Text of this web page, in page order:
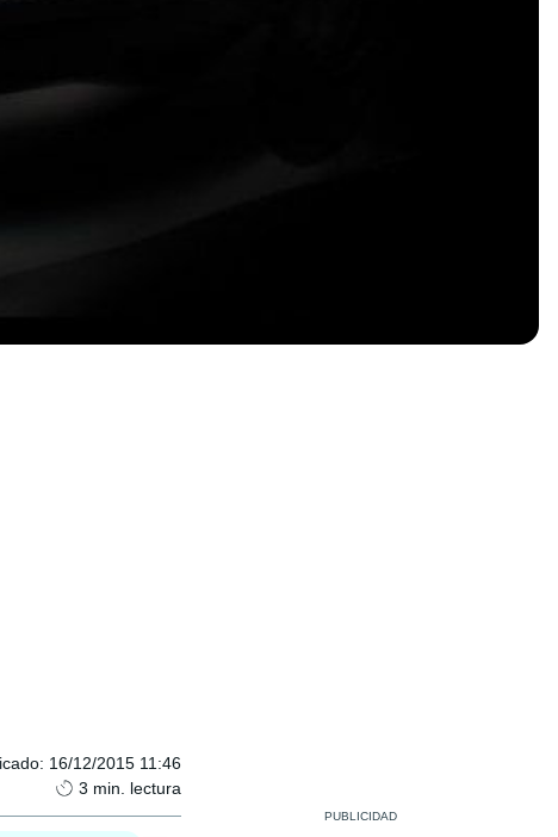
: 16/12/2015 11:46
3 min. lectura